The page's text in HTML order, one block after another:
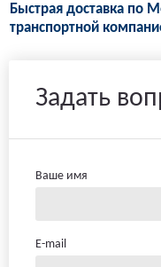
Быстрая доставка по
транспортной
Задать
Ваше имя
E-mail